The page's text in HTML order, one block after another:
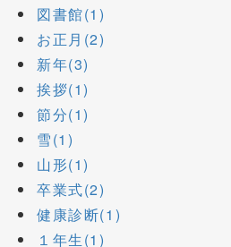
図書館(1)
お正月(2)
新年(3)
挨拶(1)
節分(1)
雪(1)
山形(1)
卒業式(2)
健康診断(1)
１年生(1)